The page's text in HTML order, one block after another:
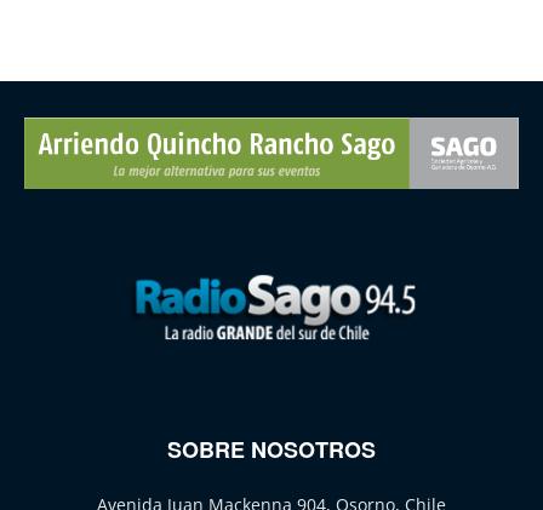
SOBRE NOSOTROS
Avenida Juan Mackenna 904, Osorno, Chile